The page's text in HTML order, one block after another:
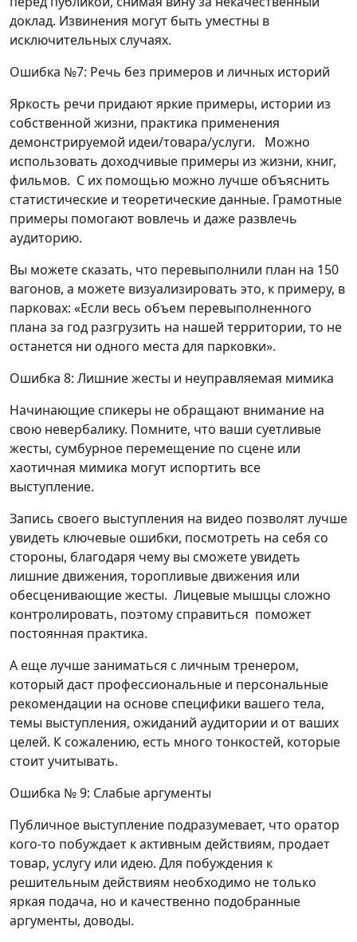
доклад. Извинения могут быть уместны в
исключительных случаях.
Ошибка №7: Речь без примеров и личных историй
Яркость речи придают яркие примеры, истории из
собственной жизни, практика применения
демонстрируемой идеи/товара/услуги. Можно
использовать доходчивые примеры из жизни, книг,
фильмов. С их помощью можно лучше объяснить
статистические и теоретические данные. Грамотные
примеры помогают вовлечь и даже развлечь
аудиторию.
Вы можете сказать, что перевыполнили план на 150
вагонов, а можете визуализировать это, к примеру, в
парковах: «Если весь объем перевыполненного
плана за год разгрузить на нашей территории, то не
останется ни одного места для парковки».
Ошибка 8: Лишние жесты и неуправляемая мимика
Начинающие спикеры не обращают внимание на
свою невербалику. Помните, что ваши суетливые
жесты, сумбурное перемещение по сцене или
хаотичная мимика могут испортить все
выступление.
Запись своего выступления на видео позволят лучше
увидеть ключевые ошибки, посмотреть на себя со
стороны, благодаря чему вы сможете увидеть
лишние движения, торопливые движения или
обесценивающие жесты. Лицевые мышцы сложно
контролировать, поэтому справиться поможет
постоянная практика.
А еще лучше заниматься с личным тренером,
который даст профессиональные и персональные
рекомендации на основе специфики вашего тела,
темы выступления, ожиданий аудитории и от ваших
целей. К сожалению, есть много тонкостей, которые
стоит учитывать.
Ошибка № 9: Слабые аргументы
Публичное выступление подразумевает, что оратор
кого-то побуждает к активным действиям, продает
товар, услугу или идею. Для побуждения к
решительным действиям необходимо не только
яркая подача, но и качественно подобранные
аргументы, доводы.